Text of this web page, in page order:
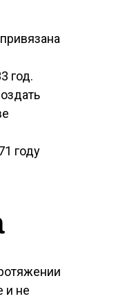
год.
году
и не